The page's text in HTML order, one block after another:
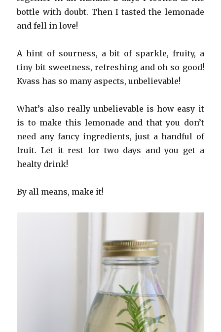
bottle with doubt. Then I tasted the lemonade
and fell in love!
A hint of sourness, a bit of sparkle, fruity, a
tiny bit sweetness, refreshing and oh so good!
Kvass has so many aspects, unbelievable!
What’s also really unbelievable is how easy it
is to make this lemonade and that you don’t
need any fancy ingredients, just a handful of
fruit. Let it rest for two days and you get a
healty drink!
By all means, make it!